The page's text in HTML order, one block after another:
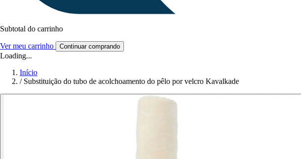
Subtotal do carrinho
Ver meu carrinho Continuar comprando
Loading...
Início
/ Substituição do tubo de acolchoamento do pêlo por velcro Kavalkade